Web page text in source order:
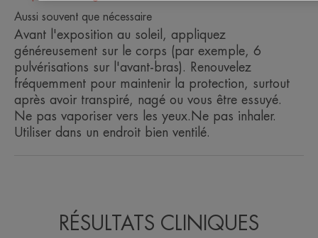
texture huile non grasse et non
collante.
Avantages
• PHOTOPROTECTRICE : des filtres UVB-UVA
photostables qui luttent contre les effets nocifs du
Aussi souvent que nécessaire
Avant l'exposition au soleil, appliquez
généreusement sur le corps (par exemple, 6
pulvérisations sur l'avant-bras). Renouvelez
fréquemment pour maintenir la protection, surtout
après avoir transpiré, nagé ou vous être essuyé.
Ne pas vaporiser vers les yeux.Ne pas inhaler.
Utiliser dans un endroit bien ventilé.
RÉSULTATS CLINIQUES